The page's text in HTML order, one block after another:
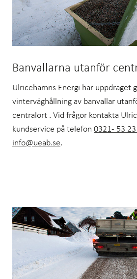
Banvallarna utanför
Ulricehamns Energi har uppdraget
vinterväghållning av banvallar
centralort . Vid frågor kontakta
kundservice på telefon 0321- 53
info@ueab.se.